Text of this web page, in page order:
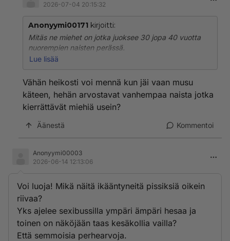
2026-07-04 20:15:32
Anonyymi00171 kirjoitti:
Mitäs ne miehet on jotka juoksee 30 jopa 40 vuotta
nuorempien naisten perässä.
Eihän se oo vielä mitää noihin todella vanhoihin
ukkoihin jotka lähes teini-ikästen tyttöjen perässä
juoksee.
Menikö miehillä nyt nuppi nurin? 😅
Lue lisää
Vähän heikosti voi mennä kun jäi vaan musu
käteen, hehän arvostavat vanhempaa naista jotka
kierrättävät miehiä usein?
Äänestä Kommentoi
Anonyymi00003
2026-06-14 12:13:06
Voi luoja! Mikä näitä ikääntyneitä pissiksiä oikein
riivaa?
Yks ajelee sexibussilla ympäri ämpäri hesaa ja
toinen on näköjään taas kesäkollia vailla?
Että semmoisia perhearvoja.